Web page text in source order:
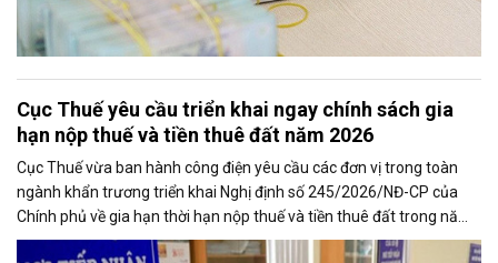
Cục Thuế yêu cầu triển khai ngay chính sách gia
hạn nộp thuế và tiền thuê đất năm 2026
Cục Thuế vừa ban hành công điện yêu cầu các đơn vị trong toàn
ngành khẩn trương triển khai Nghị định số 245/2026/NĐ-CP của
Chính phủ về gia hạn thời hạn nộp thuế và tiền thuê đất trong năm
2026, nhằm bảo đảm chính sách nhanh chóng đi vào thực tiễn và